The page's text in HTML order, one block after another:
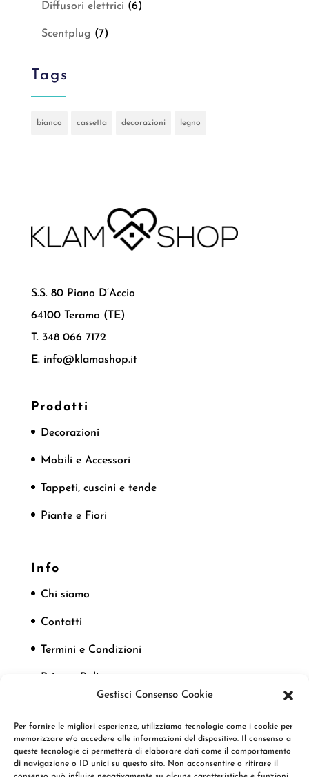
Gestisci Consenso Cookie
Per fornire le migliori esperienze, utilizziamo tecnologie come i cookie per
memorizzare e/o accedere alle informazioni del dispositivo. Il consenso a
queste tecnologie ci permetterà di elaborare dati come il comportamento
di navigazione o ID unici su questo sito. Non acconsentire o ritirare il
Diffusori elettrici (6)
Scentplug (7)
Tags
bianco cassetta decorazioni legno
S.S. 80 Piano D’Accio
64100 Teramo (TE)
T. 348 066 7172
E. info@klamashop.it
Prodotti
Decorazioni
Mobili e Accessori
Tappeti, cuscini e tende
Piante e Fiori
Info
Chi siamo
Contatti
Termini e Condizioni
Privacy Policy
Seguici